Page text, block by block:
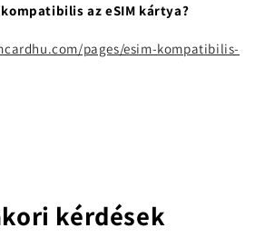
az eSIM kártya?
pages/esim-kompatibilis-
kérdések